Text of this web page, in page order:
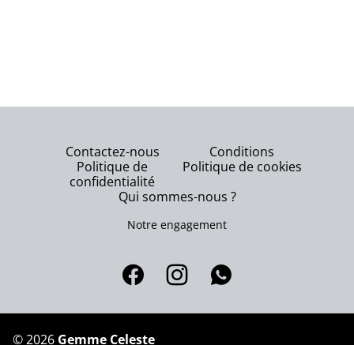
Contactez-nous
Conditions
Politique de
confidentialité
Politique de cookies
Qui sommes-nous ?
Notre engagement
©2026 Gemme Celeste